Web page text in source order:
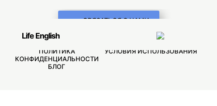
Life English
СВЯЗАТЬСЯ С НАМИ
ПОЛИТИКА
КОНФИДЕНЦИАЛЬНОСТИ
УСЛОВИЯ ИСПОЛЬЗОВАНИЯ
БЛОГ